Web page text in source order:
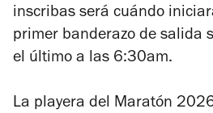
inscribas será cuándo
primer banderazo de salida
el último a las 6:30am.
La playera del Maratón